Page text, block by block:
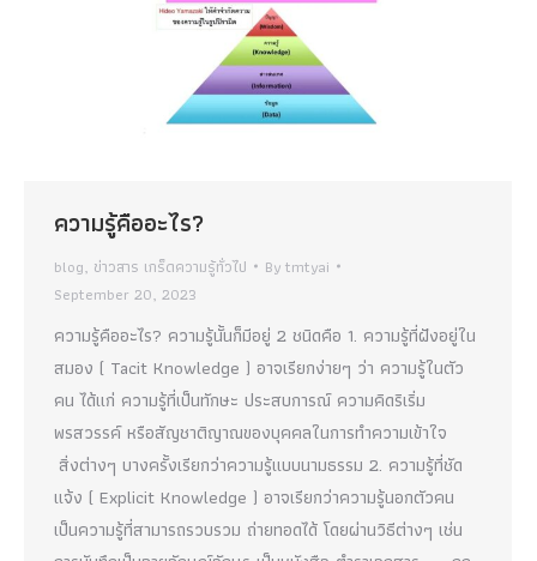
ความรู้คืออะไร?
blog, ข่าวสาร เกร็ดความรู้ทั่วไป Bytmtyai
September 20, 2023
ความรู้คืออะไร? ความรู้นั้นก็มีอยู่ 2 ชนิดคือ 1. ความรู้ที่ฝังอยู่ใน
สมอง ( Tacit Knowledge ) อาจเรียกง่ายๆ ว่า ความรู้ในตัว
คน ได้แก่ ความรู้ที่เป็นทักษะ ประสบการณ์ ความคิดริเริ่ม
พรสวรรค์ หรือสัญชาติญาณของบุคคลในการทำความเข้าใจ
สิ่งต่างๆ บางครั้งเรียกว่าความรู้แบบนามธรรม 2. ความรู้ที่ชัด
แจ้ง ( Explicit Knowledge ) อาจเรียกว่าความรู้นอกตัวคน
เป็นความรู้ที่สามารถรวบรวม ถ่ายทอดได้ โดยผ่านวิธีต่างๆ เช่น